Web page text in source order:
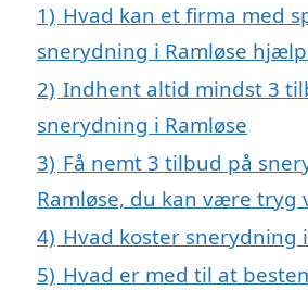
1) Hvad kan et firma med
snerydning i Ramløse
2) Indhent altid mindst 3
snerydning i Ramløse
3) Få nemt 3 tilbud på
Ramløse, du kan være tryg
4) Hvad koster snerydning
5) Hvad er med til at